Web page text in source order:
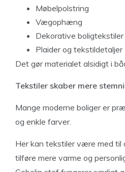
Møbelpolstring
Vægophæng
Dekorative boligtekstiler
Plaider og tekstildetaljer
Det gør materialet alsidigt i
Tekstiler skaber mere
Mange moderne boliger er
og enkle farver.
Her kan tekstiler være med til
tilføre mere varme og